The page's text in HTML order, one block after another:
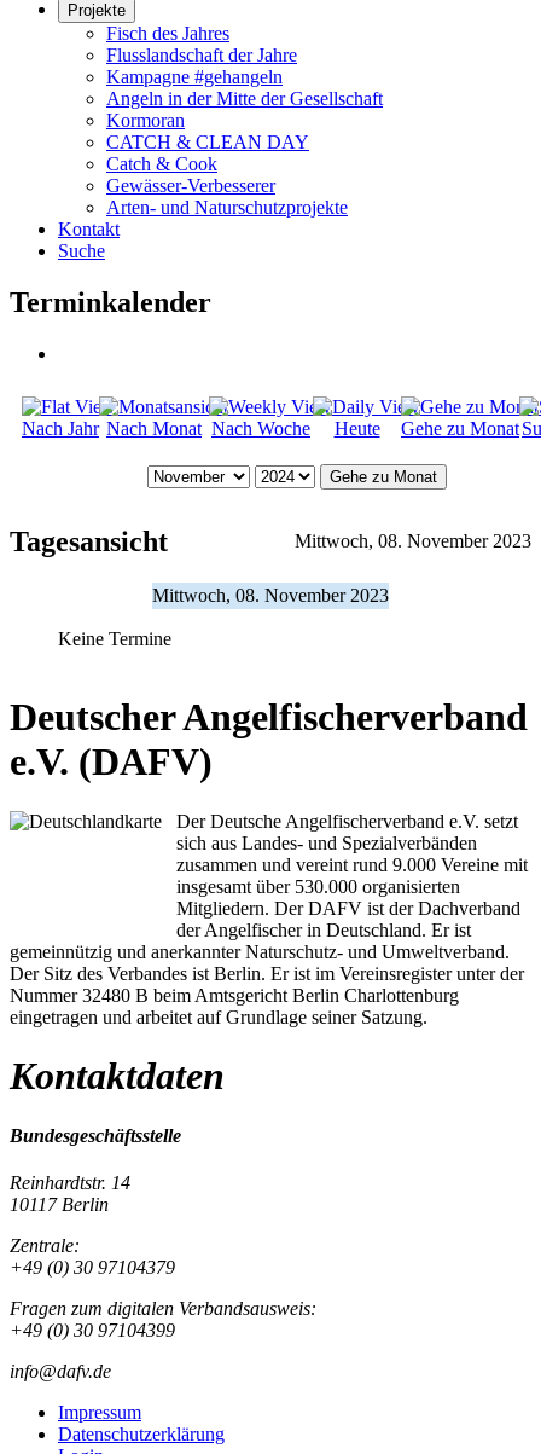
Projekte
Fisch des Jahres
Flusslandschaft der Jahre
Kampagne #gehangeln
Angeln in der Mitte der Gesellschaft
Kormoran
CATCH & CLEAN DAY
Catch & Cook
Gewässer-Verbesserer
Arten- und Naturschutzprojekte
Kontakt
Suche
Terminkalender
Nach Jahr Nach Monat Nach Woche Heute Gehe zu Monat
Gehe zu Monat
Tagesansicht Mittwoch, 08. November 2023
Mittwoch, 08. November 2023
Keine Termine
Deutscher Angelfischerverband
e.V. (DAFV)
Der Deutsche Angelfischerverband e.V. setzt
sich aus Landes- und Spezialverbänden
zusammen und vereint rund 9.000 Vereine mit
insgesamt über 530.000 organisierten
Mitgliedern. Der DAFV ist der Dachverband
der Angelfischer in Deutschland. Er ist
gemeinnützig und anerkannter Naturschutz- und Umweltverband.
Der Sitz des Verbandes ist Berlin. Er ist im Vereinsregister unter der
Nummer 32480 B beim Amtsgericht Berlin Charlottenburg
eingetragen und arbeitet auf Grundlage seiner Satzung.
Kontaktdaten
Bundesgeschäftsstelle
Reinhardtstr. 14
10117 Berlin
Zentrale:
+49 (0) 30 97104379
Fragen zum digitalen Verbandsausweis:
+49 (0) 30 97104399
info@dafv.de
Impressum
Datenschutzerklärung